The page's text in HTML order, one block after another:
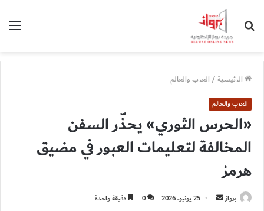
الرئيسية/العرب والعالم
العرب والعالم
«الحرس الثوري» يحذّر السفن
المخالفة لتعليمات العبور في مضيق
هرمز
برواز
أرسل 25 يونيو، 2026 0 دقيقة واحدة